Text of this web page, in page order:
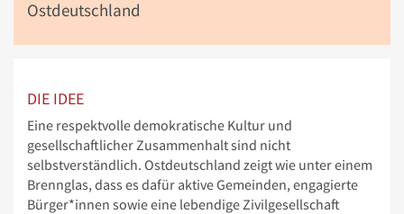
Ostdeutschland
DIE IDEE
Eine respektvolle demokratische Kultur und
gesellschaftlicher Zusammenhalt sind nicht
selbstverständlich. Ostdeutschland zeigt wie unter einem
Brennglas, dass es dafür aktive Gemeinden, engagierte
Bürger*innen sowie eine lebendige Zivilgesellschaft